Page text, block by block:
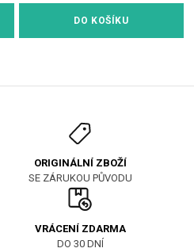
DO KOŠÍKU
ORIGINÁLNÍ ZBOŽÍ
SE ZÁRUKOU PŮVODU
VRÁCENÍ ZDARMA
DO 30 DNÍ